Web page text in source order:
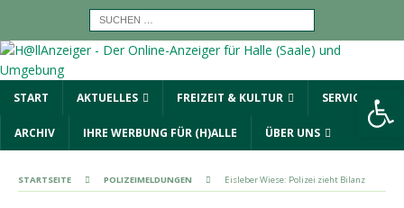
START AKTUELLES FREIZEIT & KULTUR SERVICE
ARCHIV IHRE WERBUNG FÜR (H)ALLE ÜBER UNS
STARTSEITE POLIZEIMELDUNGEN Eisleber Wiese: Polizei zieht Bilanz
Werkzeugleiste öffnen